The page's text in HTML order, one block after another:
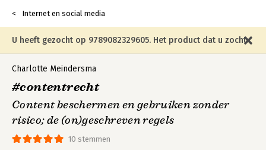
Internet en social media
U heeft gezocht op 9789082329605. Het product dat u zocht
is niet meer in die editie leverbaar en is vervangen door de
onderstaande editie.
10 stemmen
Charlotte Meindersma
#contentrecht
Content beschermen en gebruiken zonder
risico; de (on)geschreven regels